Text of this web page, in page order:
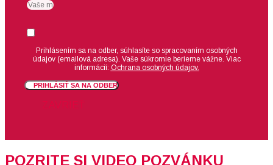
Prihlásením sa na odber, súhlasíte so spracovaním osobných
údajov (emailová adresa). Vaše súkromie berieme vážne. Viac
informácií: Ochrana osobných údajov.
PRIHLÁSIŤ SA NA ODBER
POZRITE SI VIDEO POZVÁNKU